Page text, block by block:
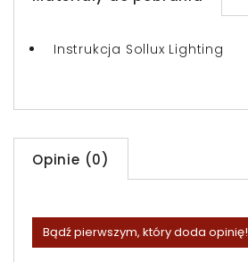
Instrukcja Sollux Lighting
Opinie (0)
Bądź pierwszym, który doda opinię!